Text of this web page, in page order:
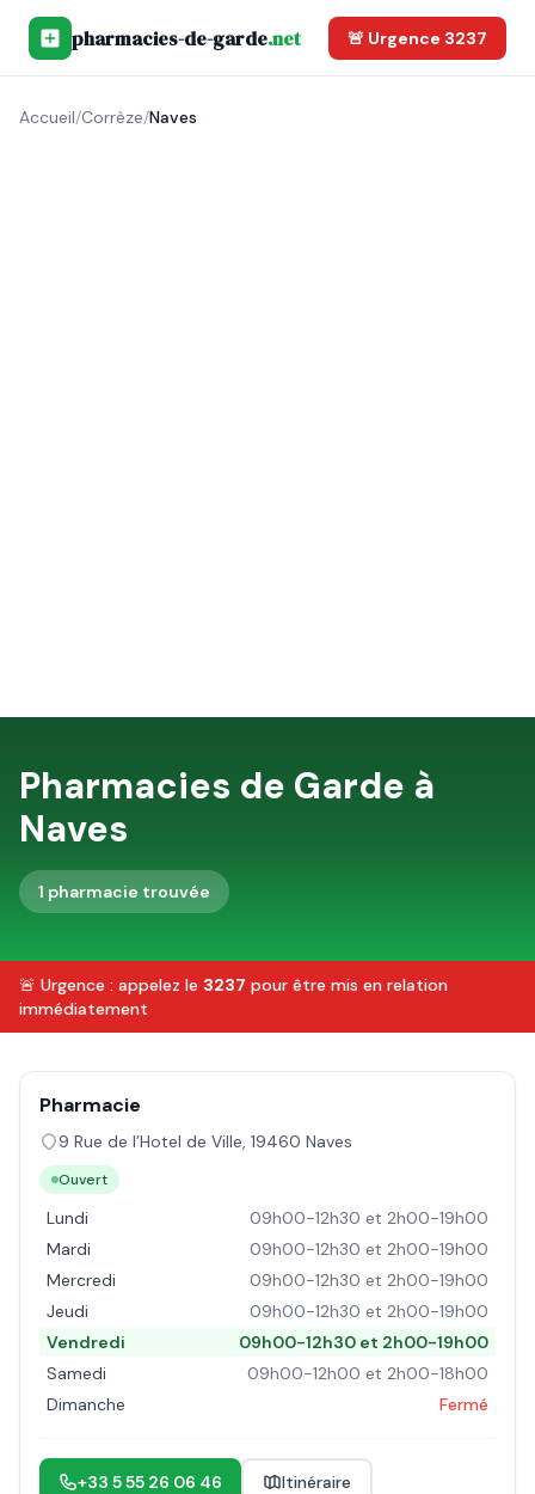
pharmacies-de-garde.net 🚨 Urgence 3237
Accueil/Corrèze/Naves
Pharmacies de Garde à
Naves
1 pharmacie trouvée
🚨 Urgence : appelez le 3237 pour être mis en relation
immédiatement
Pharmacie
9 Rue de l’Hotel de Ville, 19460 Naves
Ouvert
Lundi
09h00-12h30 et 2h00-19h00
Mardi
09h00-12h30 et 2h00-19h00
Mercredi
09h00-12h30 et 2h00-19h00
Jeudi
09h00-12h30 et 2h00-19h00
Vendredi
09h00-12h30 et 2h00-19h00
Samedi
09h00-12h00 et 2h00-18h00
Dimanche
Fermé
+33 5 55 26 06 46 Itinéraire